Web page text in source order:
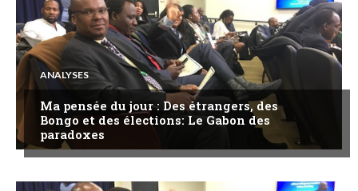
ANALYSES
Ma pensée du jour : Des étrangers, des
Bongo et des élections: Le Gabon des
paradoxes